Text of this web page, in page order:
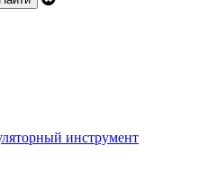
инструмент